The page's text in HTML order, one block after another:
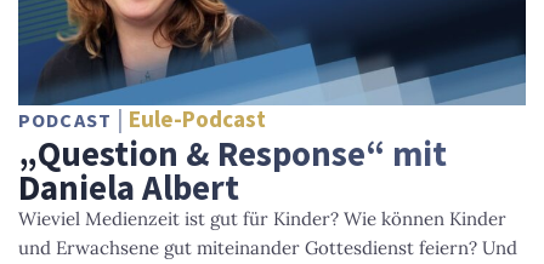
PODCAST Eule-Podcast
„Question & Response“ mit
Daniela Albert
Wieviel Medienzeit ist gut für Kinder? Wie können Kinder
und Erwachsene gut miteinander Gottesdienst feiern? Und